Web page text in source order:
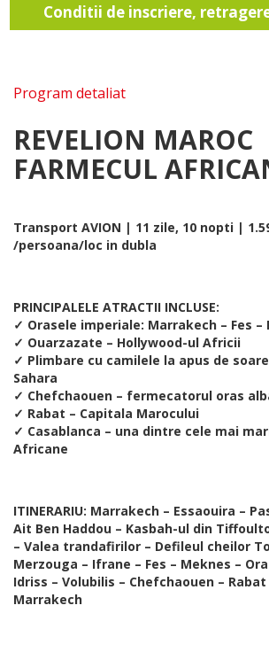
Conditii de inscriere,
Program detaliat
REVELION MAROC
FARMECUL
Transport AVION | 11 zile, 10 nopti |
/persoana/loc in dubla
PRINCIPALELE ATRACTII INCLUSE:
✓ Orasele imperiale: Marrakech – Fes –
✓ Ouarzazate – Hollywood-ul Africii
✓ Plimbare cu camilele la apus de
Sahara
✓ Chefchaouen – fermecatorul oras
✓ Rabat – Capitala Marocului
✓ Casablanca – una dintre cele mai
Africane
ITINERARIU: Marrakech – Essaouira –
Ait Ben Haddou – Kasbah-ul din
– Valea trandafirilor – Defileul cheilor
Merzouga – Ifrane – Fes – Meknes –
Idriss – Volubilis – Chefchaouen – Rabat
Marrakech